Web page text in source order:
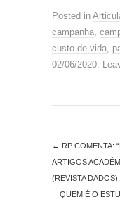
Posted in
campanha,
custo de vida,
02/06/2020.
← RP COMENTA:
ARTIGOS
(REVISTA DADOS)
QUEM É O